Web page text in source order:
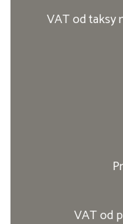
VAT od taksy
VAT od